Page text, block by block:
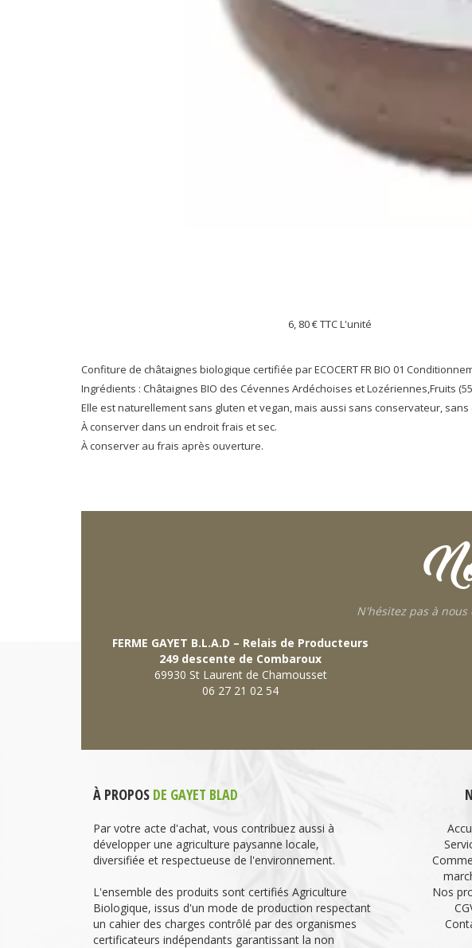
6, 80 €TTC L'unité
Confiture de châtaignes biologique certifiée par ECOCERT FR BIO 01
Ingrédients : Châtaignes BIO des Cévennes Ardéchoises et Lozériennes,Fruits
Elle est naturellement sans gluten et vegan, mais aussi sans conservateur,
À conserver dans un endroit frais et sec.
À conserver au frais après ouverture.
N'hésitez pas à
FERME GAYET B.L.A.D – Relais de Producteurs
249 descente de Combaroux
69930 St Laurent de Chamousset
06 27 21 02 54
À PROPOS DE GAYET BLAD
Par votre acte d'achat, vous contribuez aussi à
développer une agriculture paysanne locale,
diversifiée et respectueuse de l'environnement.
L'ensemble des produits sont certifiés Agriculture
Biologique, issus d'un mode de production respectant
un cahier des charges contrôlé par des organismes
certificateurs indépendants garantissant la non
Nos